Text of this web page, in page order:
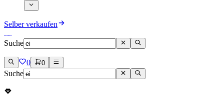
Selber verkaufen
Suche
0 0
Suche